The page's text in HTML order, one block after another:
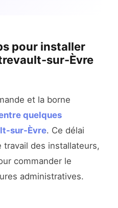
pour installer
sur-Èvre
et la borne
quelques
sur-Èvre. Ce délai
travail des installateurs,
commander le
administratives.